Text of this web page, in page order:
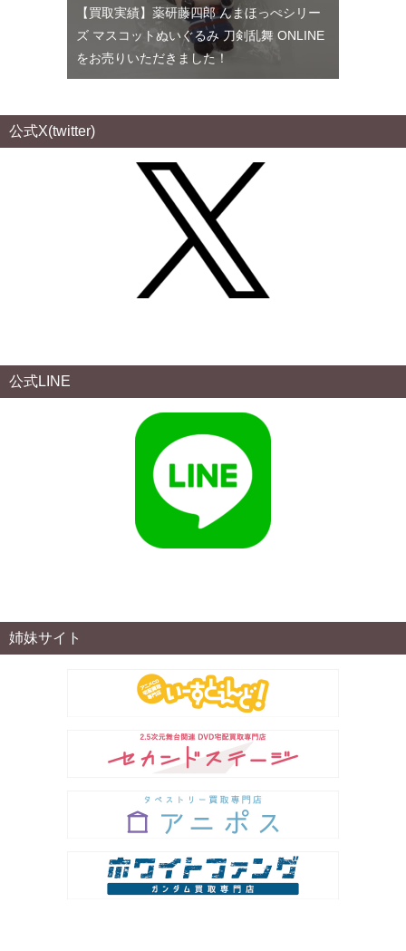
【買取実績】薬研藤四郎 んまほっぺシリー
ズ マスコットぬいぐるみ 刀剣乱舞 ONLINE
をお売りいただきました！
公式X(twitter)
公式LINE
姉妹サイト